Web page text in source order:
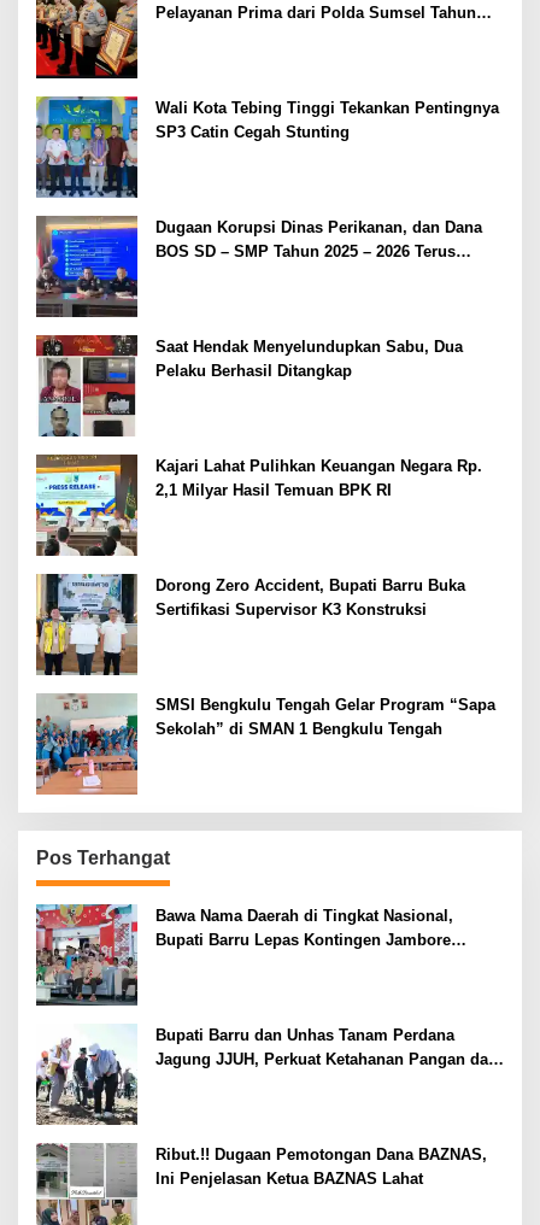
Pelayanan Prima dari Polda Sumsel Tahun
Wali Kota Tebing Tinggi Tekankan Pentingnya
SP3 Catin Cegah Stunting
Dugaan Korupsi Dinas Perikanan, dan Dana
BOS SD – SMP Tahun 2025 – 2026 Terus
Saat Hendak Menyelundupkan Sabu, Dua
Pelaku Berhasil Ditangkap
Kajari Lahat Pulihkan Keuangan Negara Rp.
2,1 Milyar Hasil Temuan BPK RI
Dorong Zero Accident, Bupati Barru Buka
Sertifikasi Supervisor K3 Konstruksi
SMSI Bengkulu Tengah Gelar Program “Sapa
Sekolah” di SMAN 1 Bengkulu Tengah
Pos Terhangat
Bawa Nama Daerah di Tingkat Nasional,
Bupati Barru Lepas Kontingen Jambore
Bupati Barru dan Unhas Tanam Perdana
Jagung JJUH, Perkuat Ketahanan Pangan dan
Ribut.!! Dugaan Pemotongan Dana BAZNAS,
Ini Penjelasan Ketua BAZNAS Lahat